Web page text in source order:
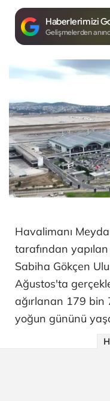
Haberlerimizi
Gelişmelerden
Havalimanı
tarafından
Sabiha Gökçen
Ağustos'ta
ağırlanan 179 bin
yoğun gününü